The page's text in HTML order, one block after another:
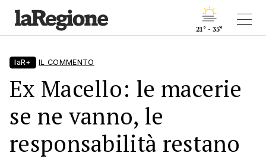
21° - 35°
laR+ IL COMMENTO
Ex Macello: le macerie
se ne vanno, le
responsabilità restano